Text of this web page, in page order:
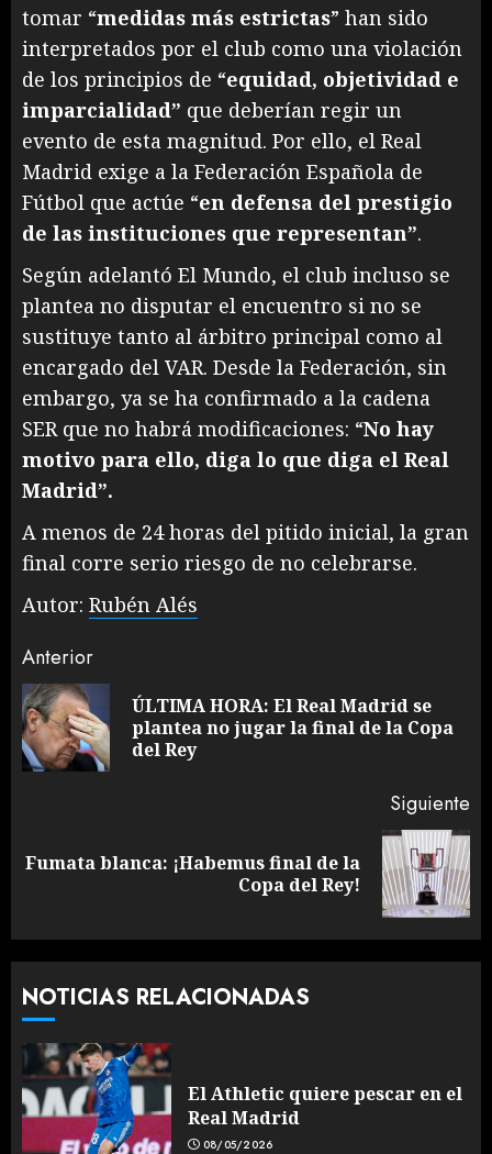
tomar “medidas más estrictas” han sido
interpretados por el club como una violación
de los principios de “equidad, objetividad e
imparcialidad” que deberían regir un
evento de esta magnitud. Por ello, el Real
Madrid exige a la Federación Española de
Fútbol que actúe “en defensa del prestigio
de las instituciones que representan”.
Según adelantó El Mundo, el club incluso se
plantea no disputar el encuentro si no se
sustituye tanto al árbitro principal como al
encargado del VAR. Desde la Federación, sin
embargo, ya se ha confirmado a la cadena
SER que no habrá modificaciones: “No hay
motivo para ello, diga lo que diga el Real
Madrid”.
A menos de 24 horas del pitido inicial, la gran
final corre serio riesgo de no celebrarse.
Autor: Rubén Alés
Sigue
leyendo
Anterior
ÚLTIMA HORA: El Real Madrid se
plantea no jugar la final de la Copa
del Rey
Siguiente
Siguiente
Fumata blanca: ¡Habemus final de la
Copa del Rey!
NOTICIAS RELACIONADAS
El Athletic quiere pescar en el
Real Madrid
08/05/2026